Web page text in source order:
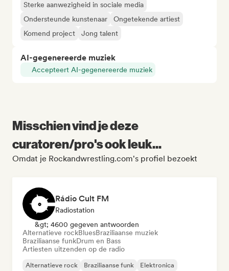
Sterke aanwezigheid in sociale media
Ondersteunde kunstenaar
Ongetekende artiest
Komend project
Jong talent
AI-gegenereerde muziek
Accepteert AI-gegenereerde muziek
Misschien vind je deze
curatoren/pro's ook leuk...
Omdat je Rockandwrestling.com's profiel bezoekt
Rádio Cult FM
Radiostation
&gt; 4600 gegeven antwoorden
Alternatieve rockBluesBraziliaanse muziek
Braziliaanse funkDrum en Bass
Artiesten uitzenden op de radio
Alternatieve rock Braziliaanse funk
Elektronica